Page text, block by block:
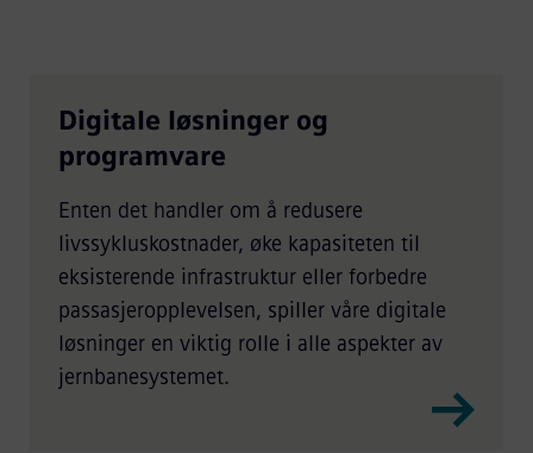
Digitale løsninger og
programvare
Enten det handler om å redusere
livssykluskostnader, øke kapasiteten til
eksisterende infrastruktur eller forbedre
passasjeropplevelsen, spiller våre digitale
løsninger en viktig rolle i alle aspekter av
jernbanesystemet.